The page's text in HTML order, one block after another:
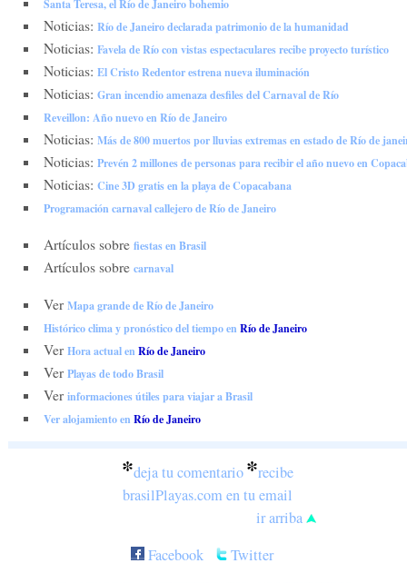
Santa Teresa, el Río de Janeiro bohemio
Noticias: Río de Janeiro declarada patrimonio de la humanidad
Noticias: Favela de Río con vistas espectaculares recibe proyecto turístico
Noticias: El Cristo Redentor estrena nueva iluminación
Noticias: Gran incendio amenaza desfiles del Carnaval de Río
Reveillon: Año nuevo en Río de Janeiro
Noticias: Más de 800 muertos por lluvias extremas en estado de Río de
Noticias: Prevén 2 millones de personas para recibir el año nuevo en
Noticias: Cine 3D gratis en la playa de Copacabana
Programación carnaval callejero de Río de Janeiro
Artículos sobre fiestas en Brasil
Artículos sobre carnaval
Ver Mapa grande de Río de Janeiro
Histórico clima y pronóstico del tiempo en Río de Janeiro
Ver Hora actual en Río de Janeiro
Ver Playas de todo Brasil
Ver informaciones útiles para viajar a Brasil
Ver alojamiento en Río de Janeiro
*deja tu comentario*recibe
brasilPlayas.com en tu email
ir arriba
Facebook
Twitter